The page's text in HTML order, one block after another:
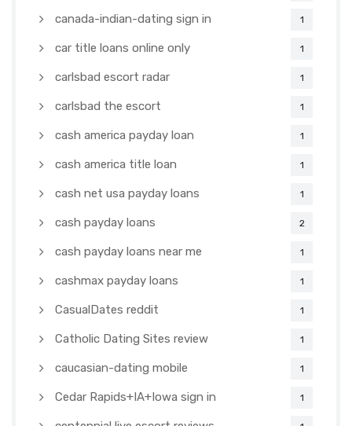
canada-indian-dating sign in 1
car title loans online only 1
carlsbad escort radar 1
carlsbad the escort 1
cash america payday loan 1
cash america title loan 1
cash net usa payday loans 1
cash payday loans 2
cash payday loans near me 1
cashmax payday loans 1
CasualDates reddit 1
Catholic Dating Sites review 1
caucasian-dating mobile 1
Cedar Rapids+IA+Iowa sign in 1